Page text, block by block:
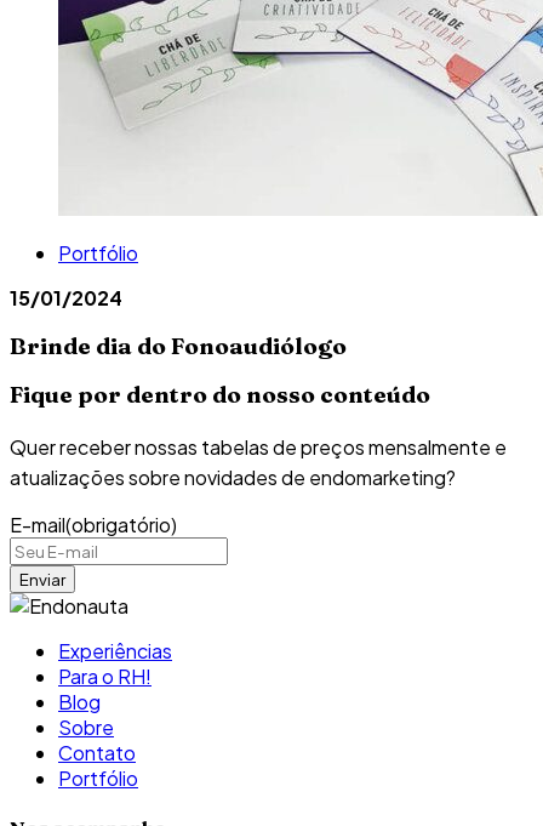
Portfólio
15/01/2024
Brinde dia do Fonoaudiólogo
Fique por dentro do nosso conteúdo
Quer receber nossas tabelas de preços mensalmente e
atualizações sobre novidades de endomarketing?
E-mail(obrigatório)
Experiências
Para o RH!
Blog
Sobre
Contato
Portfólio